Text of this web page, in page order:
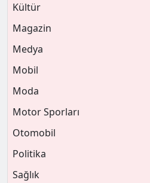
Kültür
Magazin
Medya
Mobil
Moda
Motor Sporları
Otomobil
Politika
Sağlık